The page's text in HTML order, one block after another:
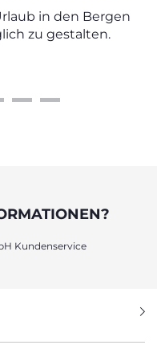
in den Bergen
zu gestalten.
Kundenservice